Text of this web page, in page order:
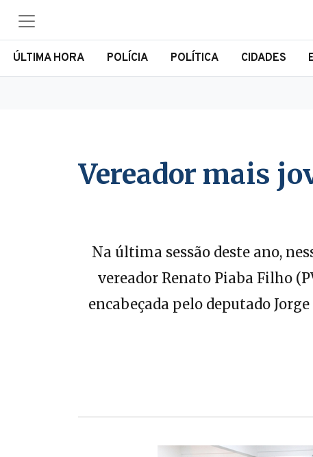
ÚLTIMA HORA POLÍCIA POLÍTICA CIDADES
Vereador mais
Na última sessão deste ano,
vereador Renato Piaba Filho
encabeçada pelo deputado